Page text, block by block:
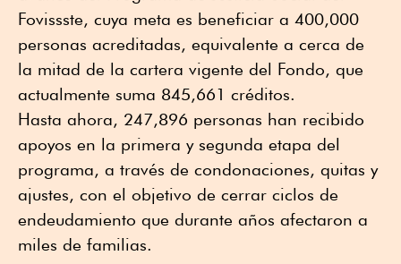
Fovissste, cuya meta es beneficiar a 400,000
personas acreditadas, equivalente a cerca de
la mitad de la cartera vigente del Fondo, que
actualmente suma 845,661 créditos.
Hasta ahora, 247,896 personas han recibido
apoyos en la primera y segunda etapa del
programa, a través de condonaciones, quitas y
ajustes, con el objetivo de cerrar ciclos de
endeudamiento que durante años afectaron a
miles de familias.